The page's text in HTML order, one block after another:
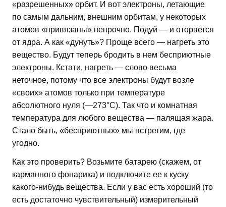
«разрешенных» орбит. И вот электроны, летающие
по самым дальним, внешним орбитам, у некоторых
атомов «привязаны» непрочно. Подуй — и оторвется
от ядра. А как «дунуть»? Проще всего — нагреть это
вещество. Будут теперь бродить в нем бесприютные
электроны. Кстати, нагреть — слово весьма
неточное, потому что все электроны будут возле
«своих» атомов только при температуре
абсолютного нуля (—273°С). Так что и комнатная
температура для любого вещества — палящая жара.
Стало быть, «бесприютных» мы встретим, где
угодно.
Как это проверить? Возьмите батарею (скажем, от
карманного фонарика) и подключите ее к куску
какого-нибудь вещества. Если у вас есть хороший (то
есть достаточно чувствительный) измерительный